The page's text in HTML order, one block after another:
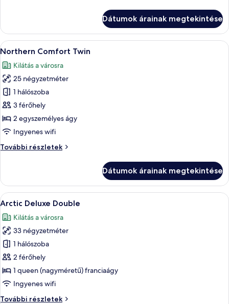
részletei
Dátumok árainak megtekintése
A
következő
szoba
összes
képének
megtekintése:
Northern
Comfort
Twin
Egy modern szállodai szoba két
12
Northern Comfort Twin
Kilátás a városra
25 négyzetméter
1 hálószoba
3 férőhely
2 egyszemélyes ágy
Ingyenes wifi
További részletek
Northern
részletei
Dátumok árainak megtekintése
A
következő
szoba
összes
képének
megtekintése:
Arctic
Deluxe
Double
Egy szállodai szoba, amelyben egy
16
Arctic Deluxe Double
Kilátás a városra
33 négyzetméter
1 hálószoba
2 férőhely
1 queen (nagyméretű) franciaágy
Ingyenes wifi
További részletek
Arctic